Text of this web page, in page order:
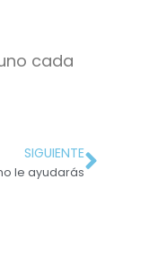
cada
SIGUIENTE
le ayudarás